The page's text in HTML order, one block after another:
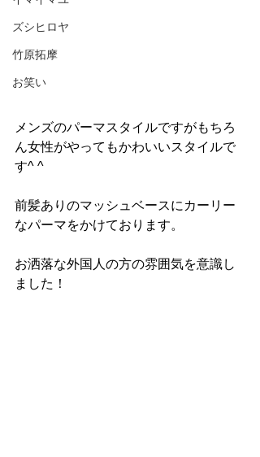
ズシヒロヤ
竹原拓摩
お笑い
メンズのパーマスタイルですがもちろ
ん女性がやってもかわいいスタイルで
す^ ^
前髪ありのマッシュベースにカーリー
なパーマをかけております。
お洒落な外国人の方の雰囲気を意識し
ました！